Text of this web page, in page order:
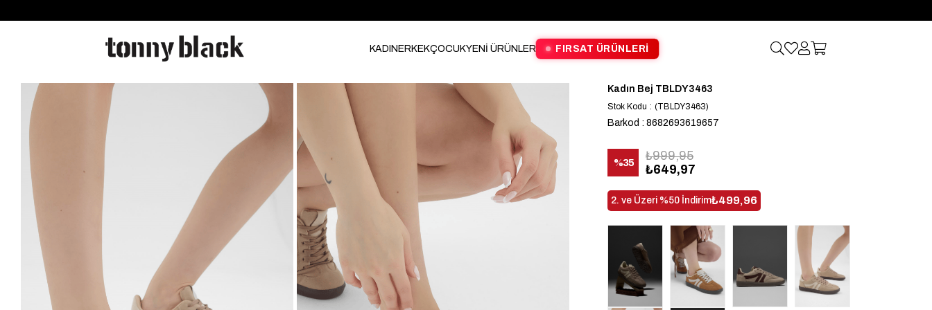
KADINERKEKÇOCUKYENİ ÜRÜNLER FIRSAT ÜRÜNLERİ
Kadın Bej TBLDY3463
Stok Kodu (TBLDY3463)
Barkod : 8682693619657
%35
İndirim
₺999,95
₺649,97
2. ve Üzeri %50 İndirim₺499,96